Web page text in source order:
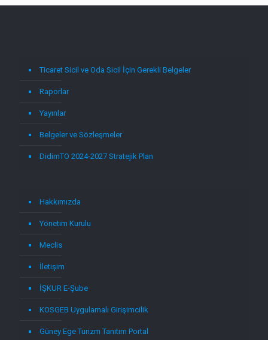
Ticaret Sicil ve Oda Sicil İçin Gerekli Belgeler
Raporlar
Yayınlar
Belgeler ve Sözleşmeler
DidimTO 2024-2027 Stratejik Plan
Hakkımızda
Yönetim Kurulu
Meclis
İletişim
İŞKUR E-Şube
KOSGEB Uygulamalı Girişimcilik
Güney Ege Turizm Tanıtım Portal